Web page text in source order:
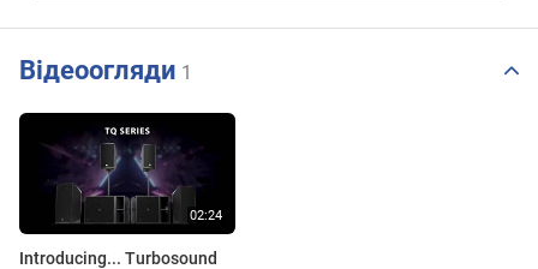
Відеоогляди 1
Introducing... Turbosound